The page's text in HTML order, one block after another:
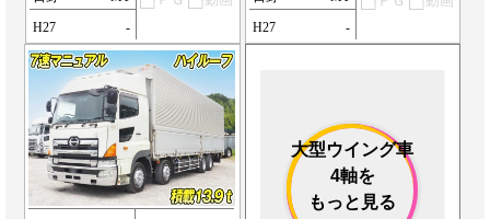
H27
-
H27
-
大型ウイング車
4軸を
もっと見る